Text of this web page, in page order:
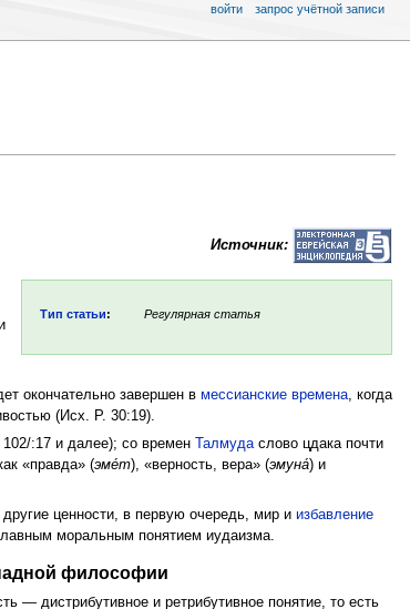
Источник:
Тип статьи: Регулярная статья
окончательно завершен вмессианские времена, когда
(Исх. Р. 30:19).
:17 и далее); со времен Талмудаслово цдака почти
«правда» (эме́т), «верность, вера» (эмуна́) и
ценности, в первую очередь, мир иизбавление
моральным понятием иудаизма.
философии
— дистрибутивное и ретрибутивное понятие, то есть
войти запрос учётной записи